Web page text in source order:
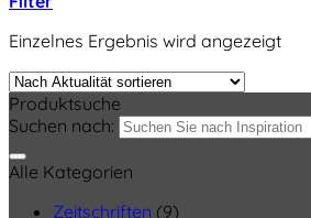
Einzelnes Ergebnis wird angezeigt
Produktsuche
Suchen nach:
Alle Kategorien
Zeitschriften (9)